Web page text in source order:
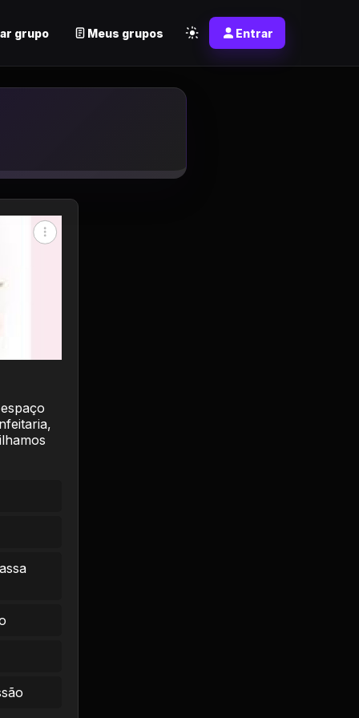
grupo Meus grupos Entrar